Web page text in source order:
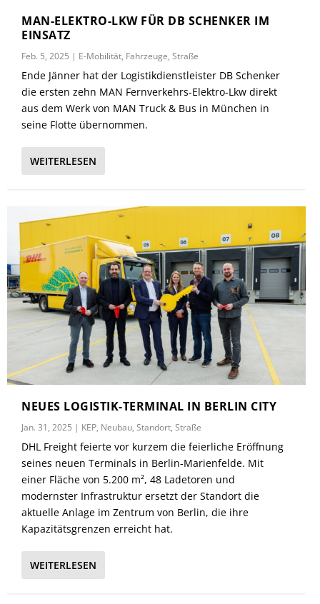
MAN-ELEKTRO-LKW FÜR DB SCHENKER IM
EINSATZ
Feb. 5, 2025 | E-Mobilität, Fahrzeuge,Straße
Ende Jänner hat der Logistikdienstleister DB Schenker
die ersten zehn MAN Fernverkehrs-Elektro-Lkw direkt
aus dem Werk von MAN Truck & Bus in München in
seine Flotte übernommen.
WEITERLESEN
NEUES LOGISTIK-TERMINAL IN BERLIN CITY
Jan. 31, 2025 | KEP, Neubau,Standort,Straße
DHL Freight feierte vor kurzem die feierliche Eröffnung
seines neuen Terminals in Berlin-Marienfelde. Mit
einer Fläche von 5.200 m², 48 Ladetoren und
modernster Infrastruktur ersetzt der Standort die
aktuelle Anlage im Zentrum von Berlin, die ihre
Kapazitätsgrenzen erreicht hat.
WEITERLESEN